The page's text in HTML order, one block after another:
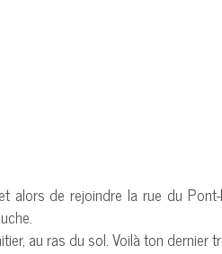
de rejoindre la rue du
au ras du sol. Voilà ton dernier